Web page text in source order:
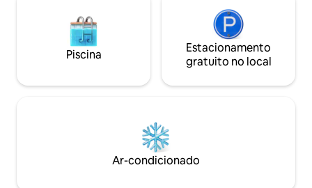
pode cozinhar sopa e macarrão.Também
temos copos de fundo grosso e taças de
vinho grandes e pequenas. ♪Secador de
cabelo, sabonete para o corpo, xampu,
conjunto de escova de dentes A água de
gratuitas e há saquinhos de café,
saquinhos de chá, biscoitos, etc. Boas
crianças de peles de bebê são ♪bem-
vindas, o elevador para animais de
explorar a
montanha da tripulação.
o mesmo grupo
diariamente,
independente
férias o máximo
Piscina
Estacionamento
gratuito no local
Ar-condicionado